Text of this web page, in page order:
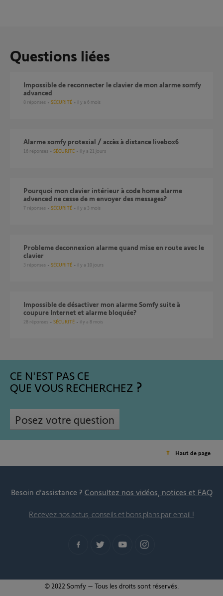
Questions liées
Impossible de reconnecter le clavier de mon alarme somfy
advanced
8 réponses SÉCURITÉ il y a 6 mois
alarme somfy protexial / accès à distance livebox6
16 réponses SÉCURITÉ il y a 21 jours
Pourquoi mon clavier intérieur à code home alarme
advenced ne cesse de m envoyer des messages?
7 réponses SÉCURITÉ il y a 3 mois
probleme deconnexion alarme quand mise en route avec le
clavier
3 réponses SÉCURITÉ il y a 10 jours
Impossible de désactiver mon alarme Somfy suite à
coupure Internet et alarme bloquée?
28 réponses SÉCURITÉ il y a 8 mois
CE N'EST PAS CE
QUE VOUS RECHERCHEZ
Posez votre question
Haut de page
Besoin d’assistance ? Consultez nos vidéos, notices et FAQ
Recevez nos actus, conseils et bons plans par email !
© 2022 Somfy – Tous les droits sont réservés.